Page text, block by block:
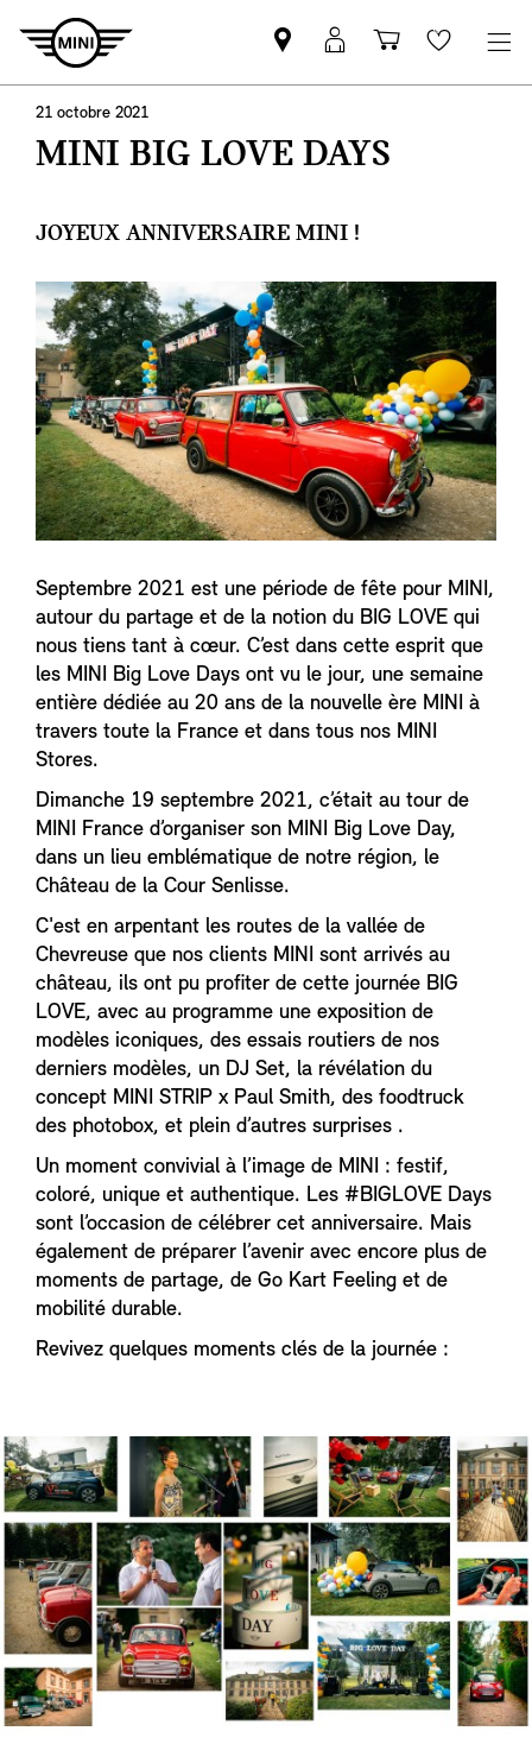
Trouver
un
MINI
Connexion
MyMINI
PanierFavoris
21 octobre 2021
MINI BIG LOVE DAYS
JOYEUX ANNIVERSAIRE MINI !
Septembre 2021 est une période de fête pour MINI,
autour du partage et de la notion du BIG LOVE qui
nous tiens tant à cœur. C’est dans cette esprit que
les MINI Big Love Days ont vu le jour, une semaine
entière dédiée au 20 ans de la nouvelle ère MINI à
travers toute la France et dans tous nos MINI
Stores.
Dimanche 19 septembre 2021, c’était au tour de
MINI France d’organiser son MINI Big Love Day,
dans un lieu emblématique de notre région, le
Château de la Cour Senlisse.
C'est en arpentant les routes de la vallée de
Chevreuse que nos clients MINI sont arrivés au
château, ils ont pu profiter de cette journée BIG
LOVE, avec au programme une exposition de
modèles iconiques, des essais routiers de nos
derniers modèles, un DJ Set, la révélation du
concept MINI STRIP x Paul Smith, des foodtruck
des photobox, et plein d’autres surprises .
Un moment convivial à l’image de MINI : festif,
coloré, unique et authentique. Les #BIGLOVE Days
sont l’occasion de célébrer cet anniversaire. Mais
également de préparer l’avenir avec encore plus de
moments de partage, de Go Kart Feeling et de
mobilité durable.
Revivez quelques moments clés de la journée :